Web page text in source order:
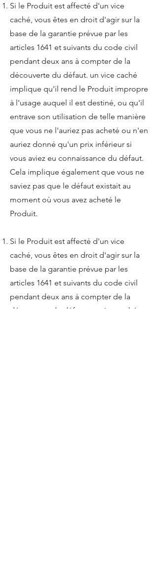
Si le Produit est affecté d'un vice
caché, vous êtes en droit d'agir sur la
base de la garantie prévue par les
articles 1641 et suivants du code civil
pendant deux ans à compter de la
découverte du défaut. un vice caché
implique qu'il rend le Produit impropre
à l'usage auquel il est destiné, ou qu'il
entrave son utilisation de telle manière
que vous ne l'auriez pas acheté ou n'en
auriez donné qu'un prix inférieur si
vous aviez eu connaissance du défaut.
Cela implique également que vous ne
saviez pas que le défaut existait au
moment où vous avez acheté le
Produit.
Si le Produit est affecté d'un vice
caché, vous êtes en droit d'agir sur la
base de la garantie prévue par les
articles 1641 et suivants du code civil
pendant deux ans à compter de la
découverte du défaut. un vice caché